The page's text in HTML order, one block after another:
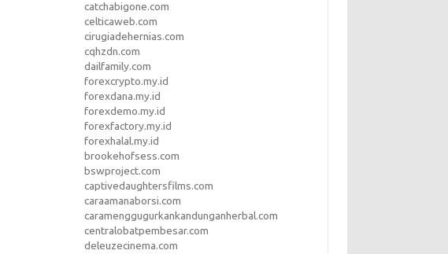
catchabigone.com
celticaweb.com
cirugiadehernias.com
cqhzdn.com
dailfamily.com
forexcrypto.my.id
forexdana.my.id
forexdemo.my.id
forexfactory.my.id
forexhalal.my.id
brookehofsess.com
bswproject.com
captivedaughtersfilms.com
caraamanaborsi.com
caramenggugurkankandunganherbal.com
centralobatpembesar.com
deleuzecinema.com